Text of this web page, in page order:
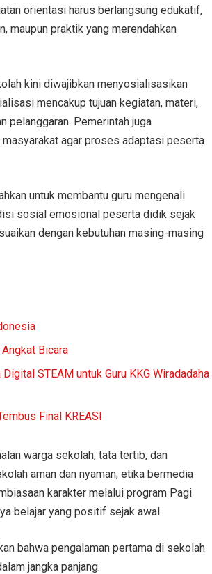
orientasi harus berlangsung edukatif,
maupun praktik yang merendahkan
kini diwajibkan menyosialisasikan
mencakup tujuan kegiatan, materi,
pelanggaran. Pemerintah juga
agar proses adaptasi peserta
untuk membantu guru mengenali
sosial emosional peserta didik sejak
dengan kebutuhan masing-masing
Bicara
STEAM untuk Guru KKG Wiradadaha
Final KREASI
warga sekolah, tata tertib, dan
aman dan nyaman, etika bermedia
karakter melalui program Pagi
belajar yang positif sejak awal.
bahwa pengalaman pertama di sekolah
jangka panjang.